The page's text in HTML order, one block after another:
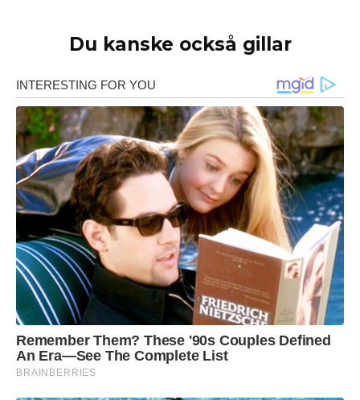
Du kanske också gillar